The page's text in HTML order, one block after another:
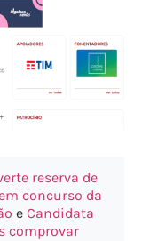
reserva de
concurso da
e Candidata
comprovar